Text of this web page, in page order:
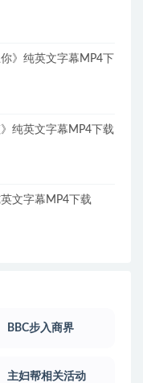
》纯英文字幕MP4下
纯英文字幕MP4下载
文字幕MP4下载
BBC步入商界
主妇帮相关活动